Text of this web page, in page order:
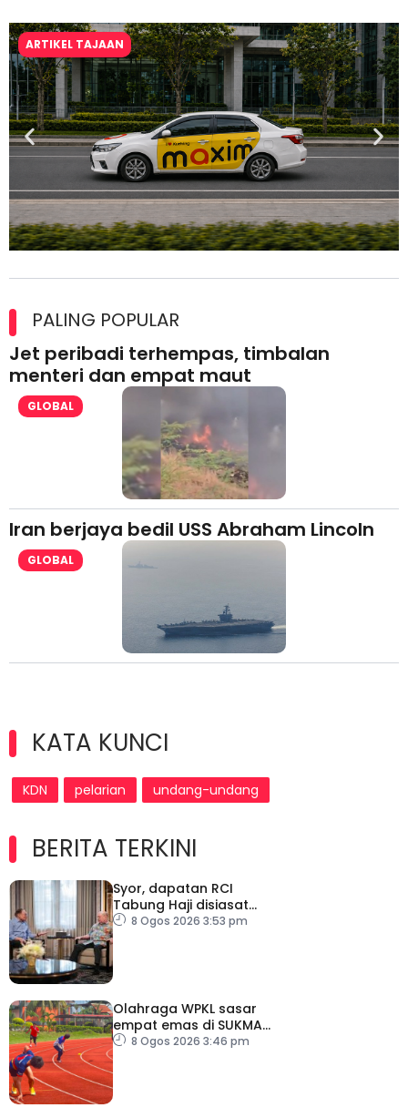
ARTIKEL TAJAAN
lesen separuh pertama 2026
PALING POPULAR
Jet peribadi terhempas, timbalan
menteri dan empat maut
GLOBAL
Iran berjaya bedil USS Abraham Lincoln
GLOBAL
KATA KUNCI
KDN pelarian undang-undang
BERITA TERKINI
Syor, dapatan RCI
Tabung Haji disiasat
tanpa kompromi – PM
8 Ogos 2026 3:53 pm
Olahraga WPKL sasar
empat emas di SUKMA
20268 Ogos 2026 3:46 pm